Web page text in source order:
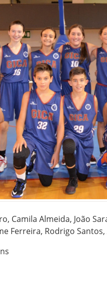
Camila Almeida, João
Ferreira, Rodrigo Santos,